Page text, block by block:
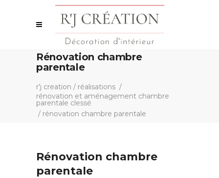
Rénovation chambre
parentale
r'j creation / réalisations /
rénovation et aménagement chambre
parentale clessé
/ rénovation chambre parentale
Rénovation chambre
parentale